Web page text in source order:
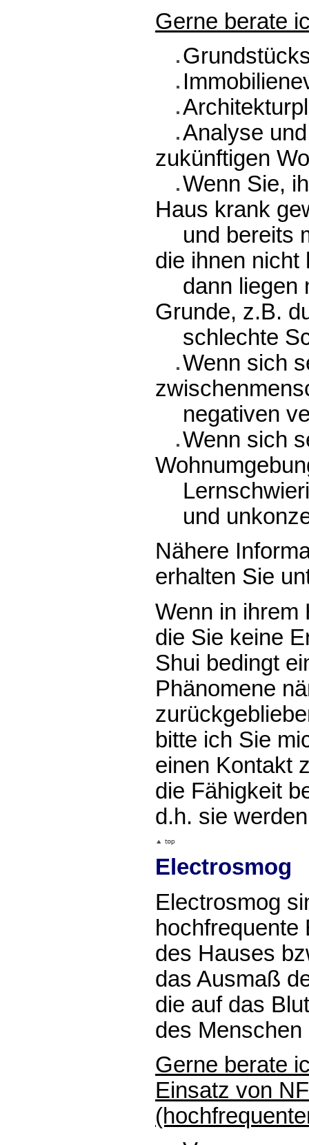
Gerne berate
Analyse
zukünftigen
Wenn Sie,
Haus krank
und bereits
die ihnen nicht
dann liegen
Grunde, z.B.
schlechte
Wenn sich
negativen
Wenn sich
und
Nähere
erhalten Sie
Wenn in ihrem
die Sie keine
Shui bedingt
Phänomene
bitte ich Sie
einen Kontakt
die Fähigkeit
d.h. sie
Electrosmog
Electrosmog
hochfrequente
des Hauses
das Ausmaß
die auf das
des
Gerne berate
Einsatz von